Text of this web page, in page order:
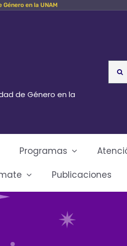
en la UNAM
de Género en la
Search
for:
Programas
Publicaciones